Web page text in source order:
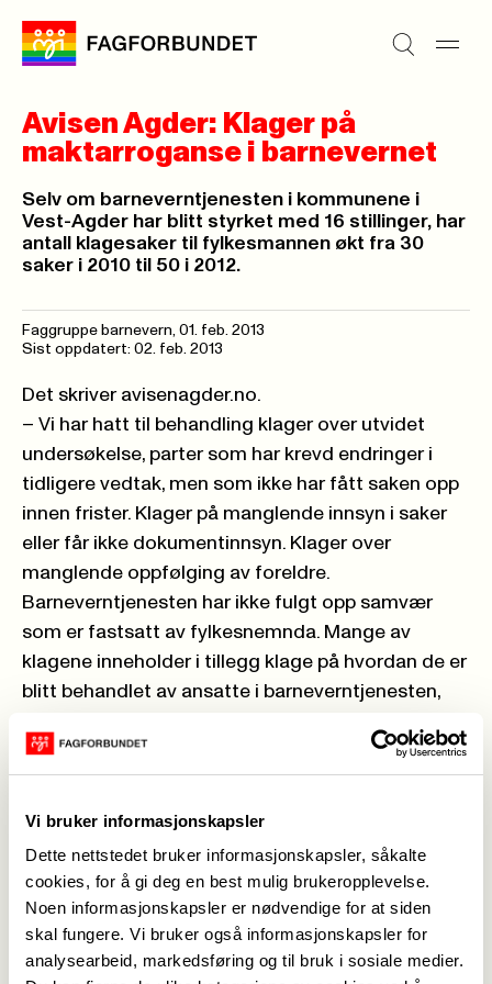
Vi bruker informasjonskapsler
Dette nettstedet bruker informasjonskapsler, såkalte
cookies, for å gi deg en best mulig brukeropplevelse.
Noen informasjonskapsler er nødvendige for at siden
skal fungere. Vi bruker også informasjonskapsler for
analysearbeid, markedsføring og til bruk i sosiale medier.
Avisen Agder: Klager på
maktarroganse i barnevernet
Selv om barneverntjenesten i kommunene i
Vest-Agder har blitt styrket med 16 stillinger, har
antall klagesaker til fylkesmannen økt fra 30
saker i 2010 til 50 i 2012.
Faggruppe barnevern, 01. feb. 2013
Sist oppdatert: 02. feb. 2013
Det skriver avisenagder.no.
– Vi har hatt til behandling klager over utvidet
undersøkelse, parter som har krevd endringer i
tidligere vedtak, men som ikke har fått saken opp
innen frister. Klager på manglende innsyn i saker
eller får ikke dokumentinnsyn. Klager over
manglende oppfølging av foreldre.
Barneverntjenesten har ikke fulgt opp samvær
som er fastsatt av fylkesnemnda. Mange av
klagene inneholder i tillegg klage på hvordan de er
blitt behandlet av ansatte i barneverntjenesten,
Tidende på nett.
Gjennom klagesaker, råd/veiledning og telefoner
ser fylkesmannen at barneverntjenesten trenger
arbeidet. Klagene omhandler ofte
saksbehandlingen, dette at de ikke får svar, ikke
får innsyn i dokumenter og ikke overholder frister.
En annen gjenganger er måten parter opplever å